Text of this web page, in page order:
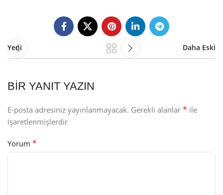
Yeni Daha Eski
BIR YANIT YAZIN
E-posta adresiniz yayınlanmayacak. Gerekli alanlar * ile
işaretlenmişlerdir
Yorum *